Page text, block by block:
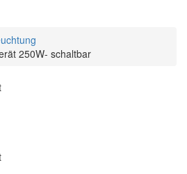
250W- schaltbar